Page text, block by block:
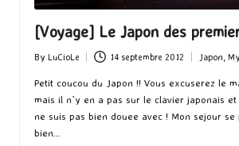
[Voyage] Le Japon des
Posted
by
By LuCioLe 14 septembre 2012
Posted
in
Japon
Petit coucou du Japon !! Vous excuserez le
mais il n`y en a pas sur le clavier japonais
ne suis pas bien douee avec ! Mon sejour se
bien…